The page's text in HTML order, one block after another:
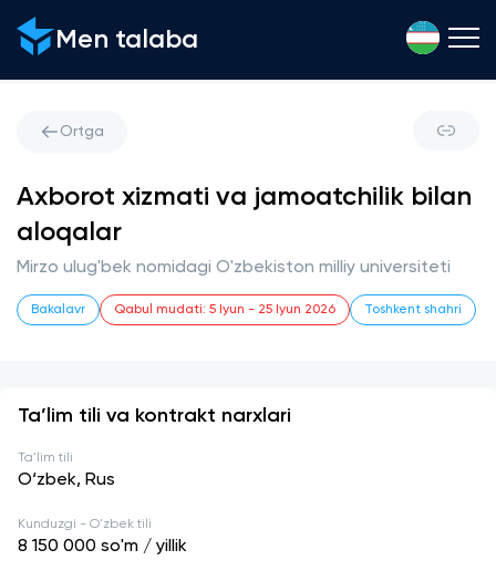
Men talaba
Ortga
Axborot xizmati va jamoatchilik bilan
aloqalar
Mirzo ulug'bek nomidagi O'zbekiston milliy universiteti
Bakalavr Qabul mudati: 5 Iyun - 25 Iyun 2026 Toshkent shahri
Ta’lim tili va kontrakt narxlari
Ta'lim tili
O‘zbek, Rus
Kunduzgi - O'zbek tili
8 150 000 so'm / yillik